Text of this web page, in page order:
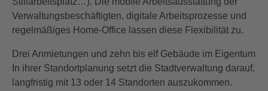
Verwaltungsbeschäftigten, digitale Arbeitsprozesse und
regelmäßiges Home-Office lassen diese Flexibilität zu.
Drei Anmietungen und zehn bis elf Gebäude im Eigentum
In ihrer Standortplanung setzt die Stadtverwaltung darauf,
langfristig mit 13 oder 14 Standorten auszukommen.